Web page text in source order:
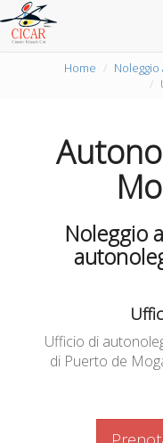
Home Noleggio
Noleggio
Ufficio di
di Puerto de